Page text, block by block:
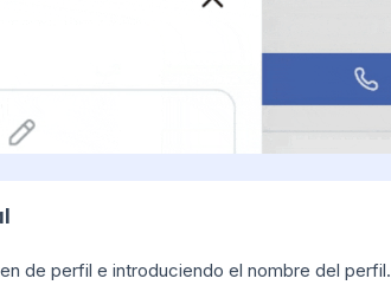
de perfil e introduciendo el nombre del perfil.